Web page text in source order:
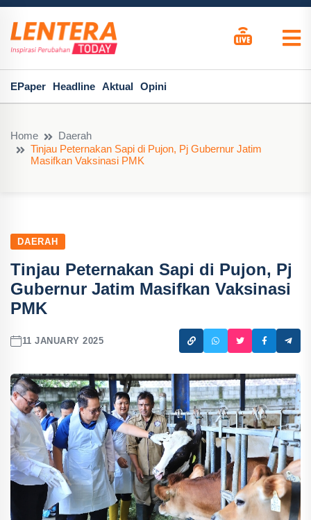
EPaper Headline Aktual Opini
Home
Daerah
Tinjau Peternakan Sapi di Pujon, Pj Gubernur Jatim
Masifkan Vaksinasi PMK
DAERAH
Tinjau Peternakan Sapi di Pujon, Pj
Gubernur Jatim Masifkan Vaksinasi
PMK
11 JANUARY 2025